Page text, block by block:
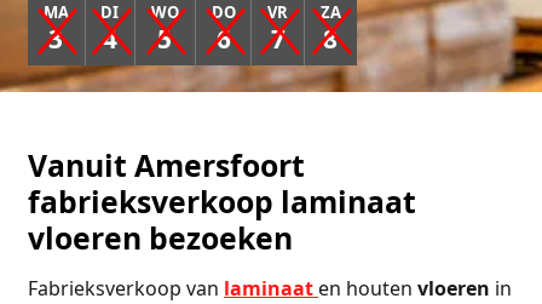
MA
3
DI
4
WO
5
DO
6
VR
7
ZA
8
Vanuit Amersfoort
fabrieksverkoop laminaat
vloeren bezoeken
Fabrieksverkoop van laminaat en houten vloeren in